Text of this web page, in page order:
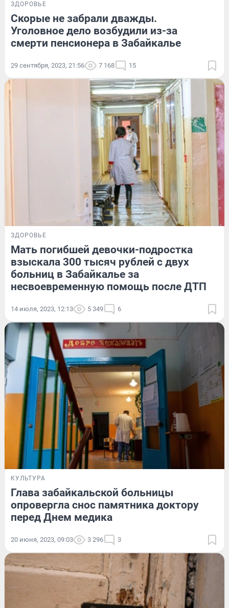
ЗДОРОВЬЕ
Скорые не забрали дважды.
Уголовное дело возбудили из-за
смерти пенсионера в Забайкалье
29 сентября, 2023, 21:56 7 168 15
ЗДОРОВЬЕ
Мать погибшей девочки-подростка
взыскала 300 тысяч рублей с двух
больниц в Забайкалье за
несвоевременную помощь после ДТП
14 июля, 2023, 12:13 5 349 6
КУЛЬТУРА
Глава забайкальской больницы
опровергла снос памятника доктору
перед Днем медика
20 июня, 2023, 09:03 3 296 3